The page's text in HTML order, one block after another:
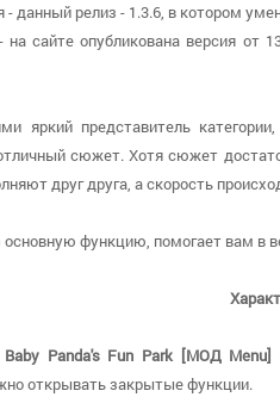
- данный релиз - 1.3.6, в котором
сайте опубликована версия от
яркий представитель
сюжет. Хотя сюжет
друг друга, а скорость
функцию, помогает вам в
Baby Panda's Fun Park [МОД Menu]
открывать закрытые функции.